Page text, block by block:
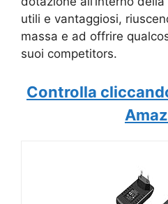
utili e vantaggiosi,
massa e ad offrire
suoi competitors.
Controlla